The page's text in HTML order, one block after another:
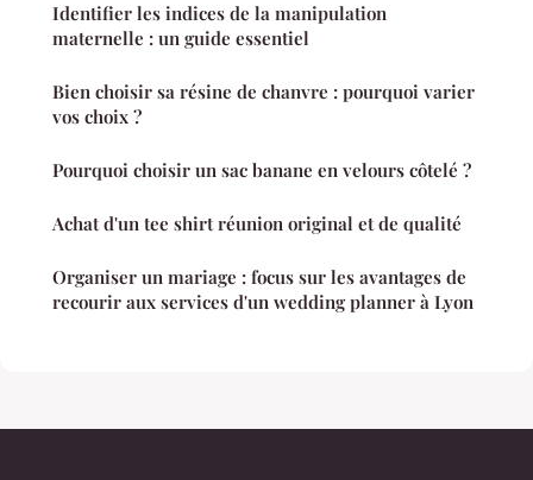
Identifier les indices de la manipulation
maternelle : un guide essentiel
Bien choisir sa résine de chanvre : pourquoi varier
vos choix ?
Pourquoi choisir un sac banane en velours côtelé ?
Achat d'un tee shirt réunion original et de qualité
Organiser un mariage : focus sur les avantages de
recourir aux services d'un wedding planner à Lyon